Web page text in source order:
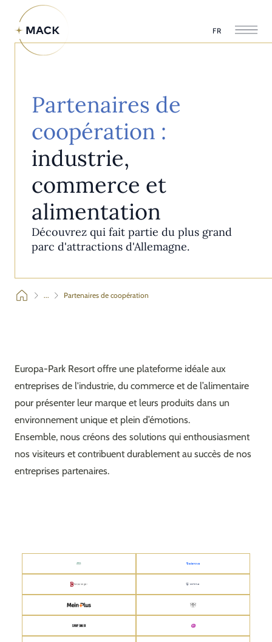
FR
Partenaires de
coopération :
industrie,
commerce et
alimentation
Découvrez qui fait partie du plus grand
parc d'attractions d'Allemagne.
... Partenaires de coopération
Europa-Park Resort offre une plateforme idéale aux
entreprises de l'industrie, du commerce et de l’alimentaire
pour présenter leur marque et leurs produits dans un
environnement unique et plein d’émotions.
Ensemble, nous créons des solutions qui enthousiasment
nos visiteurs et contribuent durablement au succès de nos
entreprises partenaires.